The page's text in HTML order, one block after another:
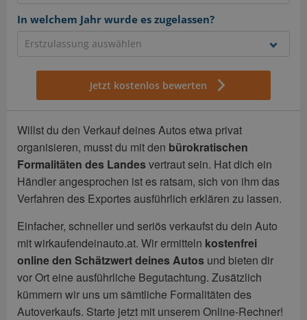
In welchem Jahr wurde es zugelassen?
Jetzt kostenlos bewerten
Willst du den Verkauf deines Autos etwa privat
organisieren, musst du mit den bürokratischen
Formalitäten des Landesvertraut sein. Hat dich ein
Händler angesprochen ist es ratsam, sich von ihm das
Verfahren des Exportes ausführlich erklären zu lassen.
Einfacher, schneller und seriös verkaufst du dein Auto
mit wirkaufendeinauto.at. Wir ermitteln kostenfrei
online den Schätzwert deines Autos und bieten dir
vor Ort eine ausführliche Begutachtung. Zusätzlich
kümmern wir uns um sämtliche Formalitäten des
Autoverkaufs. Starte jetzt mit unserem Online-Rechner!